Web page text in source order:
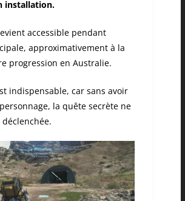
installation.
accessible pendant
approximativement à la
progression en Australie.
indispensable, car sans avoir
la quête secrète ne